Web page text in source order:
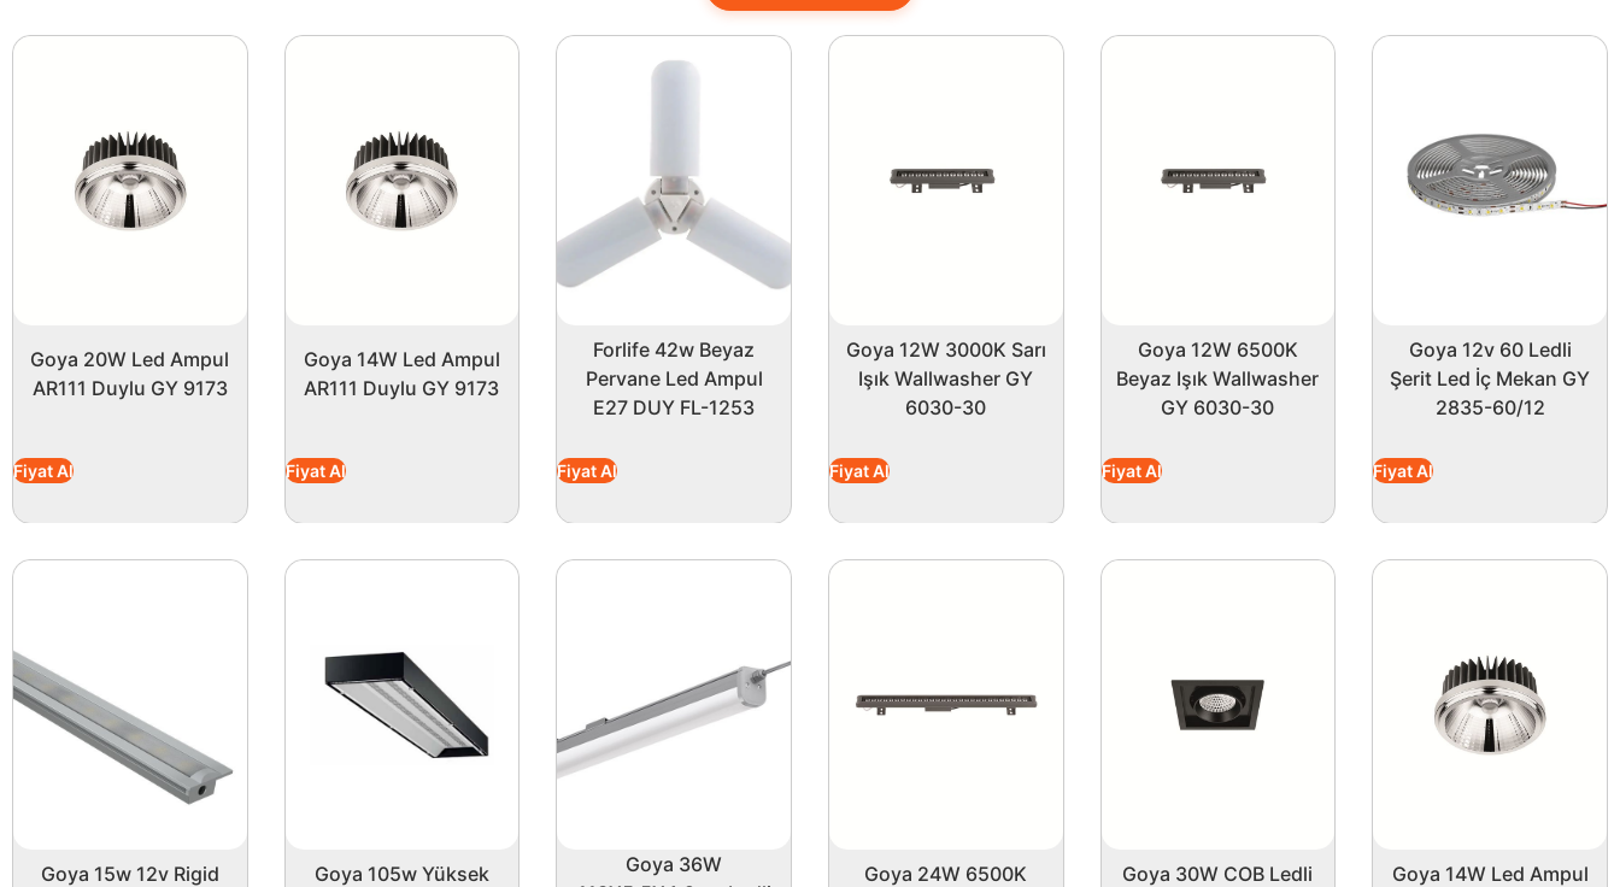
Dış mekan kullanımı için geliştirilmiş olması, bu ürünün en büyük avantajlarından biridir. IP65 koruma sınıfı sayesinde suya ve toza karşı dayanıklı olup, bahçelerde,
teraslarda ve endüstriyel alanlarda sorunsuz bir şekilde kullanılabilir. 19x29x7 cm ölçüleri ile yer kaplamadan etkin bir aydınlatma sağlayarak, alanınızı verimli bir şekilde
Enerji verimliliği ile dikkat çeken bu aydınlatma ürünü, yüksek lümen değeri sayesinde geniş alanları hızlı bir şekilde aydınlatarak hem gürültüyü azaltır hem de konforlu
bir ortam yaratır. Uzun ömürlü yapısı ile sık sık değişim gerektirmeden, elektrik faturalarınızı da minimum seviyede tutarak tasarruf etmenizi sağlar.
Sonuç olarak, bu 150W aydınlatma ürünü, güvenilirlik ve kalite arayan kullanıcılar için ideal bir seçenek sunar. Dayanıklılığı, enerji verimliliği ve yüksek aydınlatma
kapasitesi ile her türlü ihtiyaçlara cevap verirken, şık ve modern tasarımıyla da ortamınıza estetik bir hava katar. Işıklandırma projelerinizi profesyonel bir şekilde
gerçekleştirmek için bu ürünü mutlaka göz önünde bulundurun!
Goya 20W Led Ampul
AR111 Duylu GY 9173
Fiyat Al
Goya 14W Led Ampul
AR111 Duylu GY 9173
Fiyat Al
Forlife 42w Beyaz
Pervane Led Ampul
E27 DUY FL-1253
Fiyat Al
Goya 12W 3000K Sarı
Işık Wallwasher GY
6030-30
Fiyat Al
Goya 12W 6500K
Beyaz Işık Wallwasher
GY 6030-30
Fiyat Al
Goya 12v 60 Ledli
Şerit Led İç Mekan GY
2835-60/12
Fiyat Al
Goya 15w 12v Rigid
Goya 105w Yüksek
Goya 36W
Goya 24W 6500K
Goya 30W COB Ledli
Goya 14W Led Ampul